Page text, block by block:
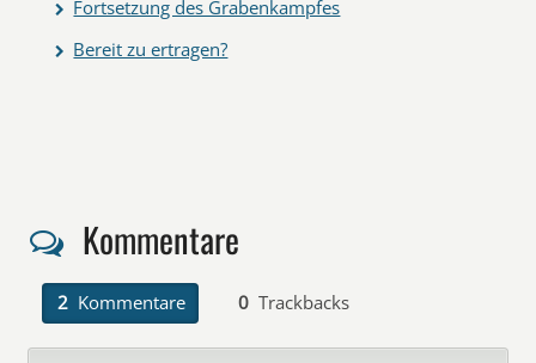
Fortsetzung des Grabenkampfes
Bereit zu ertragen?
Kommentare
2 Kommentare 0 Trackbacks